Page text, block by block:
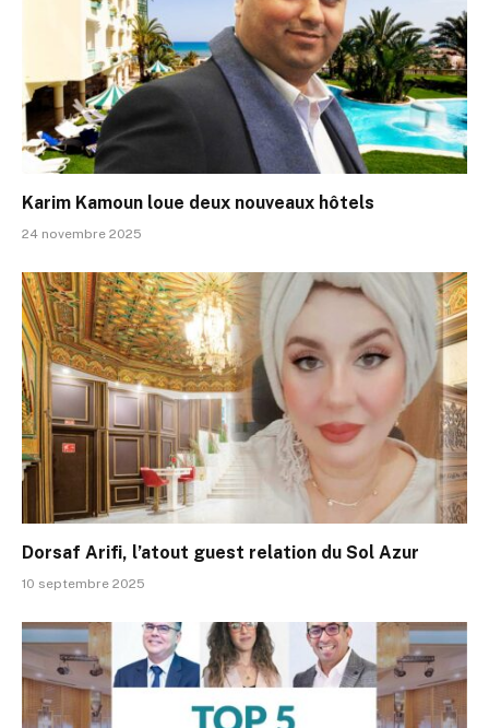
Karim Kamoun loue deux nouveaux hôtels
24 novembre 2025
Dorsaf Arifi, l’atout guest relation du Sol Azur
10 septembre 2025